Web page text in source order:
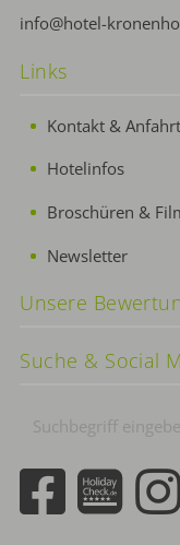
info@hotel-
Links
Kontakt & Anfahrt
Hotelinfos
Broschüren &
Newsletter
Unsere
Suche & Social